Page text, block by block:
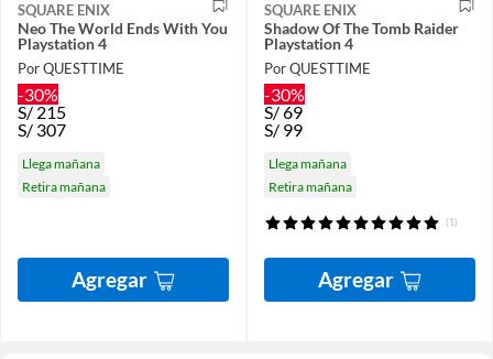
SQUARE ENIX
Neo The World Ends With You
Playstation 4
Por QUESTTIME
-30%
S/215
S/ 307
Llega mañana
Retira mañana
Agregar
SQUARE ENIX
Shadow Of The Tomb Raider
Playstation 4
Por QUESTTIME
-30%
S/69
S/ 99
Llega mañana
Retira mañana
(1)
Agregar